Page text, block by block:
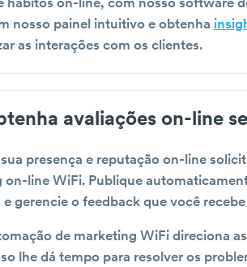
hábitos on-line, com nosso software
nosso painel intuitivo e obtenha
as interações com os clientes.
avaliações on-line
presença e reputação on-line
on-line WiFi. Publique
e gerencie o feedback que você
de marketing WiFi direciona
lhe dá tempo para resolver os